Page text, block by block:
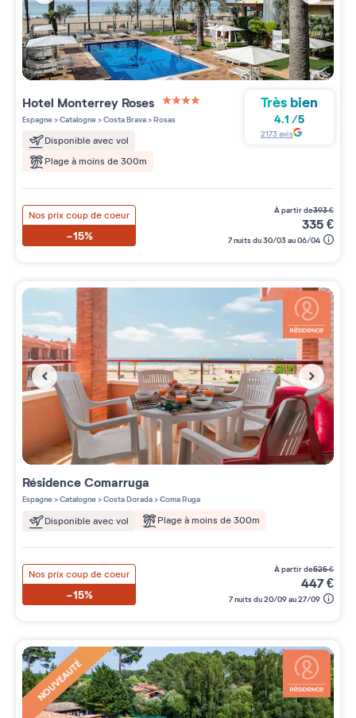
Hotel Monterrey Roses
4 étoiles sur 5
Espagne>Catalogne>Costa Brava>Rosas
Disponible avec vol
Plage à moins de 300m
Très bien
4.1 /5
2173avis
Nos prix coup de coeur
-15%
à partir de393€
335€
7 nuits du 30/03 au 06/04
RésidenceComarruga
Espagne>Catalogne>Costa Dorada>Coma Ruga
Disponible avec vol Plage à moins de 300m
Nos prix coup de coeur
-15%
à partir de525€
447€
7 nuits du 20/09 au 27/09
NOUVEAUTÉ